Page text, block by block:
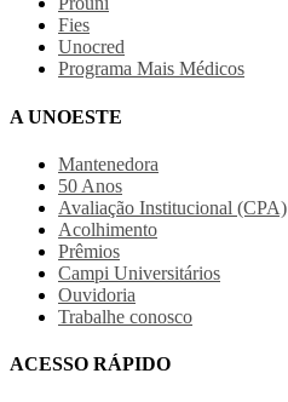
Fies
Unocred
Programa Mais Médicos
A UNOESTE
Mantenedora
50 Anos
Avaliação Institucional (CPA)
Acolhimento
Prêmios
Campi Universitários
Ouvidoria
Trabalhe conosco
ACESSO RÁPIDO